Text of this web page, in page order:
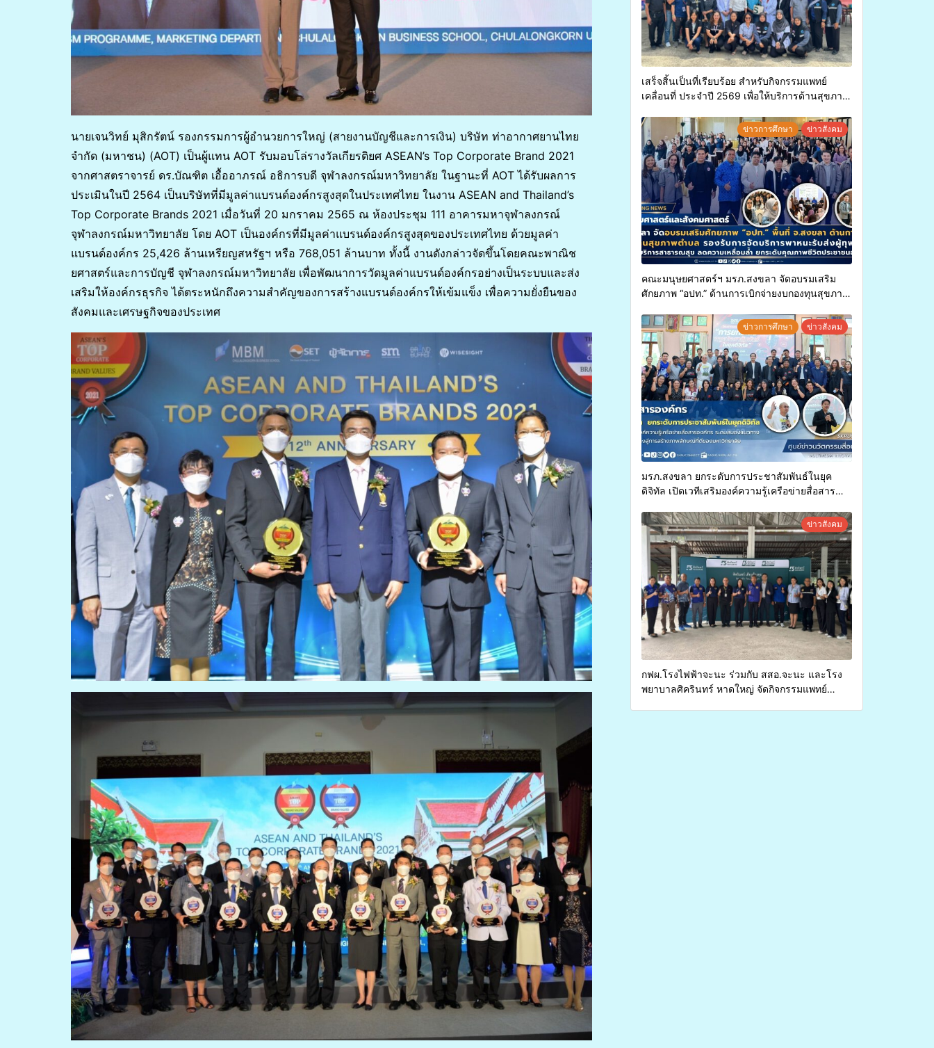
นายเจนวิทย์ มุสิกรัตน์ รองกรรมการผู้อำนวยการใหญ่ (สายงานบัญชีและการเงิน) บริษัท ท่าอากาศยานไทย
จำกัด (มหาชน) (AOT) เป็นผู้แทน AOT รับมอบโล่รางวัลเกียรติยศ ASEAN’s Top Corporate Brand 2021
จากศาสตราจารย์ ดร.บัณฑิต เอื้ออาภรณ์ อธิการบดี จุฬาลงกรณ์มหาวิทยาลัย ในฐานะที่ AOT ได้รับผลการ
ประเมินในปี 2564 เป็นบริษัทที่มีมูลค่าแบรนด์องค์กรสูงสุดในประเทศไทย ในงาน ASEAN and Thailand’s
Top Corporate Brands 2021 เมื่อวันที่ 20 มกราคม 2565 ณ ห้องประชุม 111 อาคารมหาจุฬาลงกรณ์
จุฬาลงกรณ์มหาวิทยาลัย โดย AOT เป็นองค์กรที่มีมูลค่าแบรนด์องค์กรสูงสุดของประเทศไทย ด้วยมูลค่า
แบรนด์องค์กร 25,426 ล้านเหรียญสหรัฐฯ หรือ 768,051 ล้านบาท ทั้งนี้ งานดังกล่าวจัดขึ้นโดยคณะพาณิช
ยศาสตร์และการบัญชี จุฬาลงกรณ์มหาวิทยาลัย เพื่อพัฒนาการวัดมูลค่าแบรนด์องค์กรอย่างเป็นระบบและส่ง
เสริมให้องค์กรธุรกิจ ได้ตระหนักถึงความสำคัญของการสร้างแบรนด์องค์กรให้เข้มแข็ง เพื่อความยั่งยืนของ
สังคมและเศรษฐกิจของประเทศ
เสร็จสิ้นเป็นที่เรียบร้อย สำหรับกิจกรรมแพทย์
เคลื่อนที่ ประจำปี 2569 เพื่อให้บริการด้านสุขภาพ
ข่าวการศึกษา ข่าวสังคม
คณะมนุษยศาสตร์ฯ มรภ.สงขลา จัดอบรมเสริม
ศักยภาพ “อปท.” ด้านการเบิกจ่ายงบกองทุนสุขภาพ
ทุพพลภาพเพื่อเข้ารับบริการสาธารณสุข ลดความ
เหลื่อมล้ำ ยกระดับคุณภาพชีวิตประชาชนอย่าง
ยั่งยืน
ข่าวการศึกษา ข่าวสังคม
มรภ.สงขลา ยกระดับการประชาสัมพันธ์ในยุค
ดิจิทัล เปิดเวทีเสริมองค์ความรู้เครือข่ายสื่อสาร
การสร้างภาพลักษณ์ที่ดีของมหาวิทยาลัยข่าวสังคม
กฟผ.โรงไฟฟ้าจะนะ ร่วมกับ สสอ.จะนะ และโรง
พยาบาลศิครินทร์ หาดใหญ่ จัดกิจกรรมแพทย์